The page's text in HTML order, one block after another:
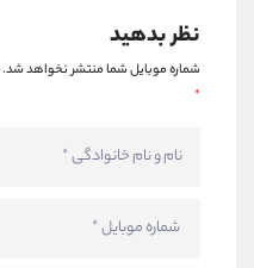
نظر بدهید
شماره موبایل شما منتشر نخواهد شد.
*